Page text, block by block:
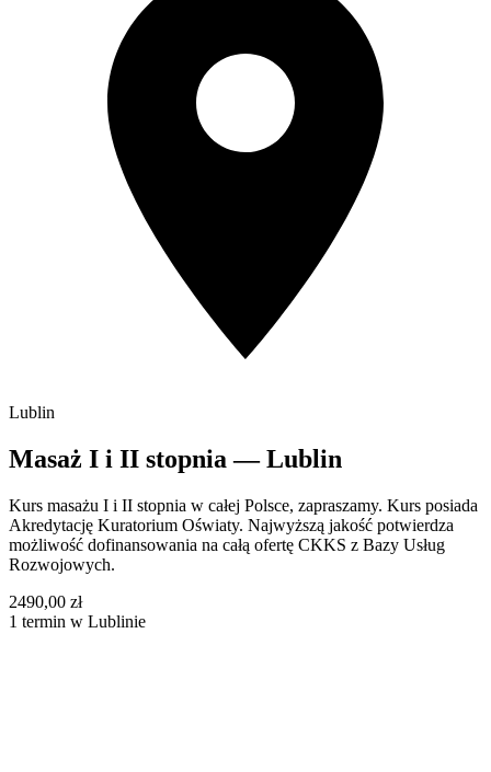
Lublin
Masaż I i II stopnia — Lublin
Kurs masażu I i II stopnia w całej Polsce, zapraszamy. Kurs posiada
Akredytację Kuratorium Oświaty. Najwyższą jakość potwierdza
możliwość dofinansowania na całą ofertę CKKS z Bazy Usług
Rozwojowych.
2490,00 zł
1 termin w Lublinie